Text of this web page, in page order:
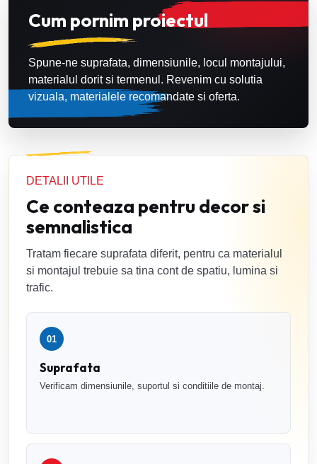
Cum pornim proiectul
Spune-ne suprafata, dimensiunile, locul montajului,
materialul dorit si termenul. Revenim cu solutia
vizuala, materialele recomandate si oferta.
DETALII UTILE
Ce conteaza pentru decor si
semnalistica
Tratam fiecare suprafata diferit, pentru ca materialul
si montajul trebuie sa tina cont de spatiu, lumina si
trafic.
01
Suprafata
Verificam dimensiunile, suportul si conditiile de montaj.